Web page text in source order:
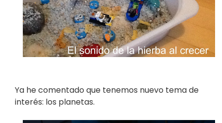
Ya he comentado que tenemos nuevo tema de
interés: los planetas.